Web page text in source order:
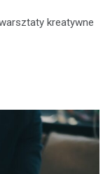
kreatywne